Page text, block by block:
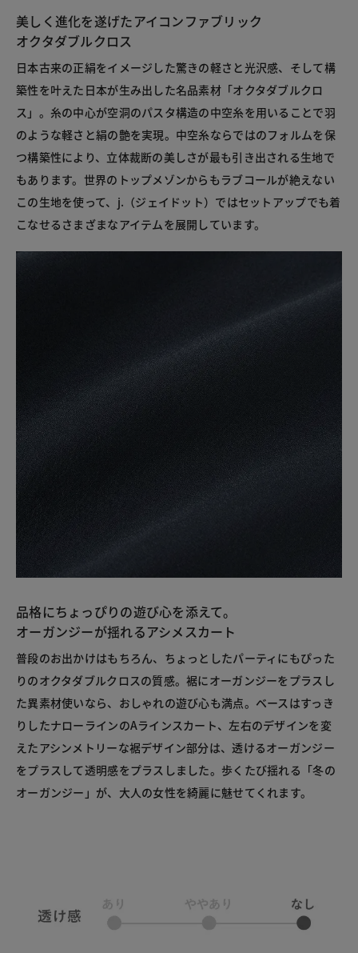
美しく進化を遂げたアイコンファブリック
オクタダブルクロス
日本古来の正絹をイメージした驚きの軽さと光沢感、そして構
築性を叶えた日本が生み出した名品素材「オクタダブルクロ
ス」。糸の中心が空洞のパスタ構造の中空糸を用いることで羽
のような軽さと絹の艶を実現。中空糸ならではのフォルムを保
つ構築性により、立体裁断の美しさが最も引き出される生地で
もあります。世界のトップメゾンからもラブコールが絶えない
この生地を使って、j.（ジェイドット）ではセットアップでも着
こなせるさまざまなアイテムを展開しています。
品格にちょっぴりの遊び心を添えて。
オーガンジーが揺れるアシメスカート
普段のお出かけはもちろん、ちょっとしたパーティにもぴった
りのオクタダブルクロスの質感。裾にオーガンジーをプラスし
た異素材使いなら、おしゃれの遊び心も満点。ベースはすっき
りしたナローラインのAラインスカート、左右のデザインを変
えたアシンメトリーな裾デザイン部分は、透けるオーガンジー
をプラスして透明感をプラスしました。歩くたび揺れる「冬の
オーガンジー」が、大人の女性を綺麗に魅せてくれます。